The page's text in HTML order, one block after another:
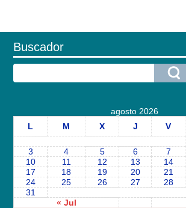
Buscador
agosto 2026
L
M X J V
« Jul
3
4 5 6 7
10
11 12 13 14
17
18 19 20 21
24
25 26 27 28
31